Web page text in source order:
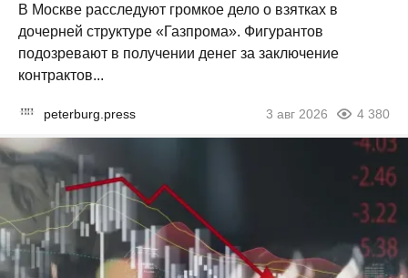
В Москве расследуют громкое дело о взятках в
дочерней структуре «Газпрома». Фигурантов
подозревают в получении денег за заключение
контрактов...
peterburg.press 3 авг 2026 4 380